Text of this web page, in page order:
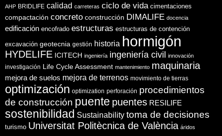
AHP BRIDLIFE calidad carreteras ciclo de vida cimentaciones
compactación concreto construcción DIMALIFE docencia
edificación encofrado estructuras estructuras de contención
excavación geotecnia gestión historia hormigón
HYDELIFE ICITECH ingeniería ingeniería civil innovación
investigación Life Cycle Assessment mantenimiento maquinaria
mejora de suelos mejora de terrenos movimiento de tierras
optimización optimization perforación procedimientos
de construcción puente puentes RESILIFE
sostenibilidad Sustainability toma de decisiones
turismo Universitat Politècnica de València áridos